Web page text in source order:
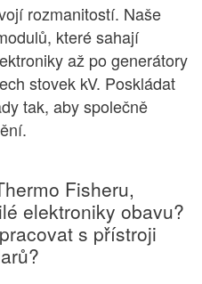
rozmanitostí. Naše
které sahají
až po generátory
stovek kV. Poskládat
tak, aby společně
Fisheru,
elektroniky obavu?
s přístroji